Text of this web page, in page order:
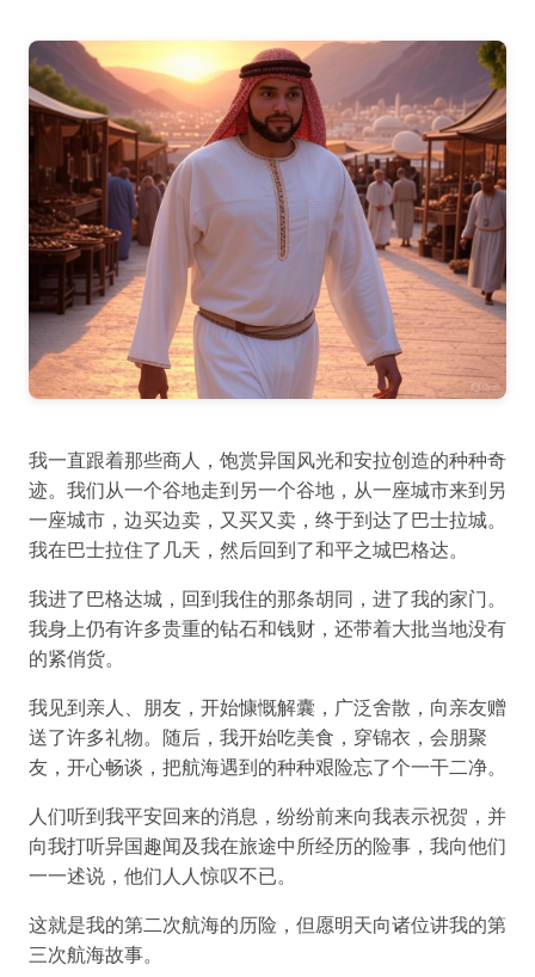
我一直跟着那些商人，饱赏异国风光和安拉创造的种种奇
迹。我们从一个谷地走到另一个谷地，从一座城市来到另
一座城市，边买边卖，又买又卖，终于到达了巴士拉城。
我在巴士拉住了几天，然后回到了和平之城巴格达。
我进了巴格达城，回到我住的那条胡同，进了我的家门。
我身上仍有许多贵重的钻石和钱财，还带着大批当地没有
的紧俏货。
我见到亲人、朋友，开始慷慨解囊，广泛舍散，向亲友赠
送了许多礼物。随后，我开始吃美食，穿锦衣，会朋聚
友，开心畅谈，把航海遇到的种种艰险忘了个一干二净。
人们听到我平安回来的消息，纷纷前来向我表示祝贺，并
向我打听异国趣闻及我在旅途中所经历的险事，我向他们
一一述说，他们人人惊叹不已。
这就是我的第二次航海的历险，但愿明天向诸位讲我的第
三次航海故事。